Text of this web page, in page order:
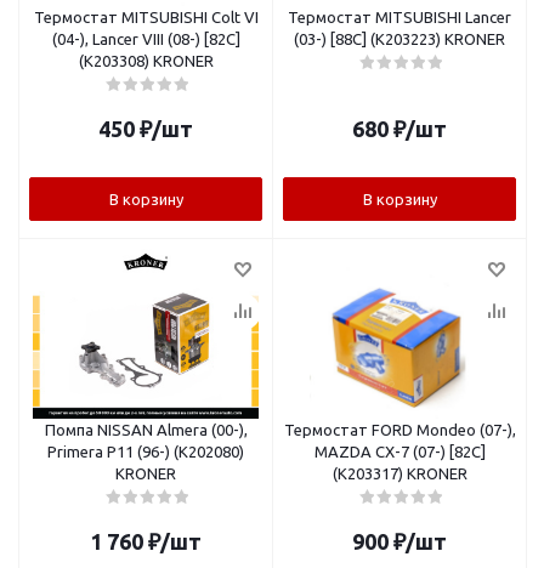
Термостат MITSUBISHI Colt VI
(04-), Lancer VIII (08-) [82C]
(K203308) KRONER
450 ₽/шт
В корзину
Термостат MITSUBISHI Lancer
(03-) [88C] (K203223) KRONER
680 ₽/шт
В корзину
Помпа NISSAN Almera (00-),
Primera P11 (96-) (K202080)
KRONER
1 760 ₽/шт
Термостат FORD Mondeo (07-),
MAZDA CX-7 (07-) [82C]
(K203317) KRONER
900 ₽/шт